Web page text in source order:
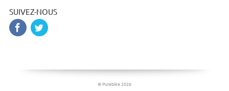
SUIVEZ-NOUS
© Purebike 2026